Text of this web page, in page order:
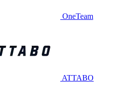
OneTeam
ATTABO